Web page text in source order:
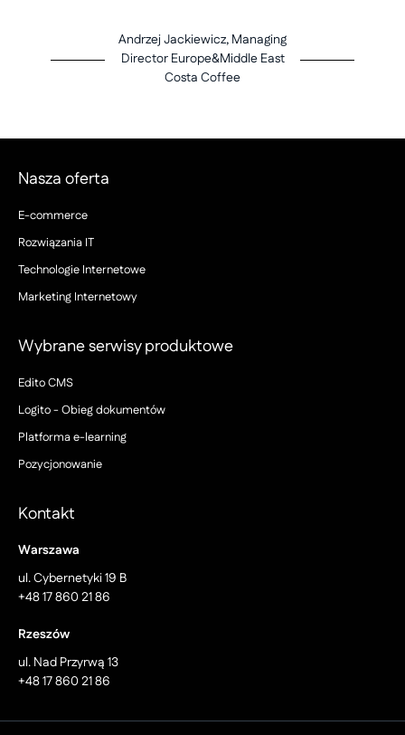
Andrzej Jackiewicz, Managing
Director Europe&Middle East
Costa Coffee
Nasza oferta
E-commerce
Rozwiązania IT
Technologie Internetowe
Marketing Internetowy
Wybrane serwisy produktowe
Edito CMS
Logito - Obieg dokumentów
Platforma e-learning
Pozycjonowanie
Kontakt
Warszawa
ul. Cybernetyki 19 B
+48 17 860 21 86
Rzeszów
ul. Nad Przyrwą 13
+48 17 860 21 86